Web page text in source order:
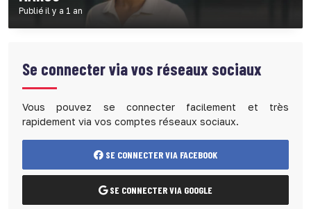
Publié il y a 1 an
Se connecter via vos réseaux sociaux
Vous pouvez se connecter facilement et très
rapidement via vos comptes réseaux sociaux.
SE CONNECTER VIA FACEBOOK
SE CONNECTER VIA GOOGLE